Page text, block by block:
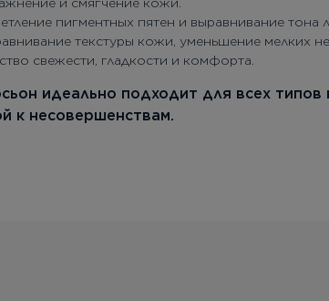
пигментных пятен и выравнивание тона
текстуры кожи, уменьшение мелких
свежести, гладкости и комфорта.
идеально подходит для всех
к несовершенствам.